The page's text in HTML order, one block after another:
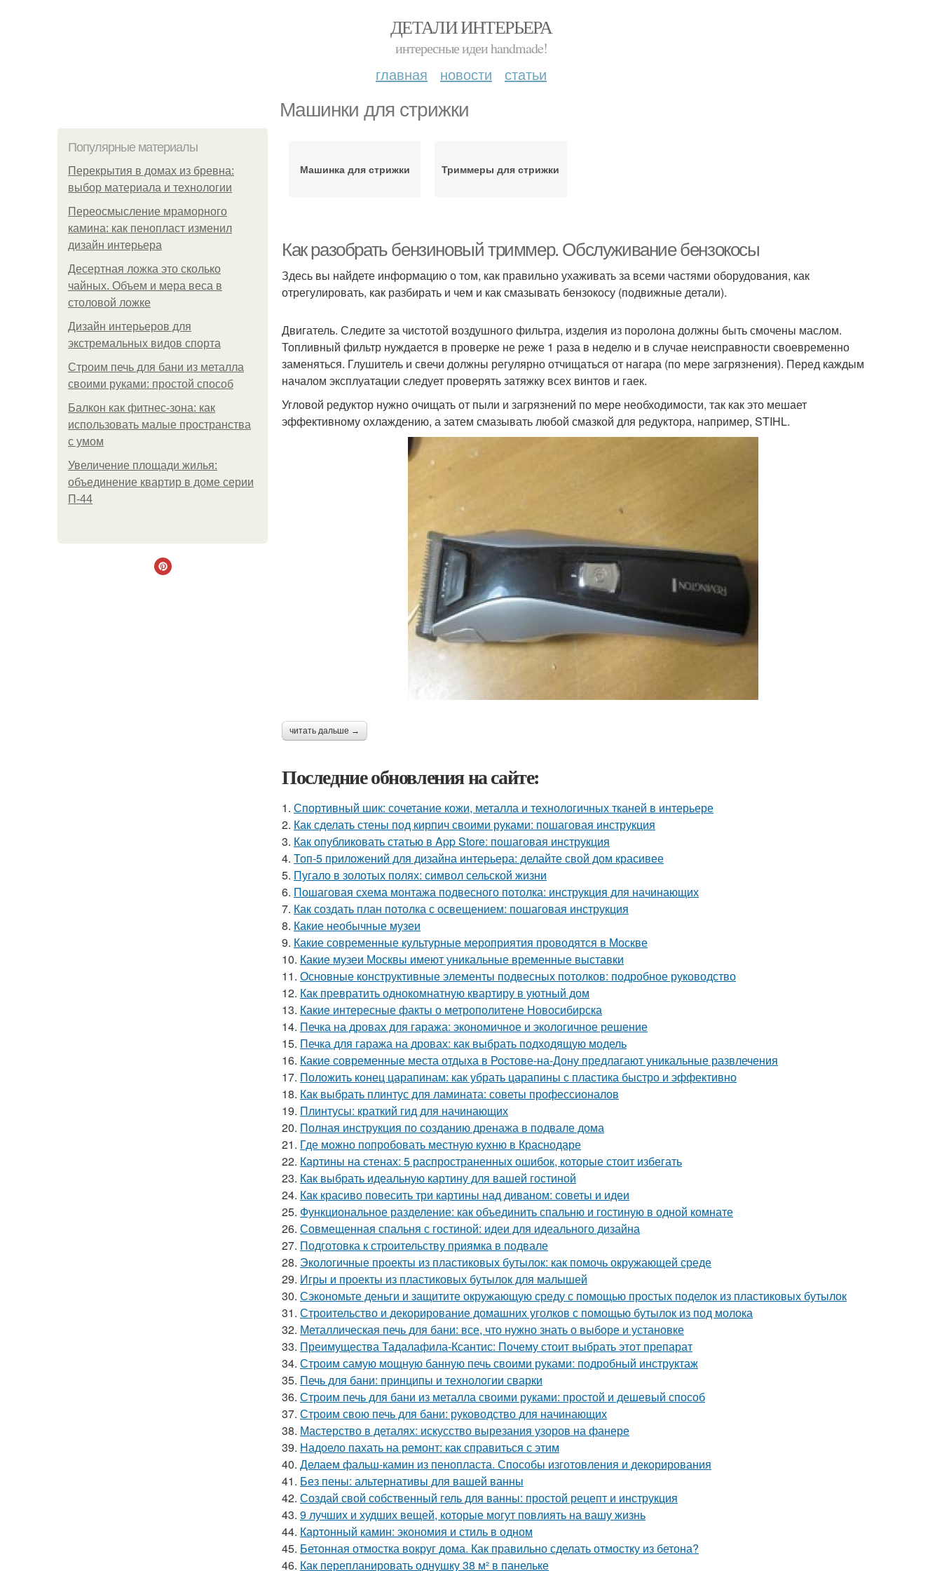
ДЕТАЛИ ИНТЕРЬЕРА
интересные идеи handmade!
главная новости статьи
Машинки для стрижки
Популярные материалы
Перекрытия в домах из бревна:
выбор материала и технологии
Переосмысление мраморного
камина: как пенопласт изменил
дизайн интерьера
Десертная ложка это сколько
чайных. Объем и мера веса в
столовой ложке
Дизайн интерьеров для
экстремальных видов спорта
Строим печь для бани из металла
своими руками: простой способ
Балкон как фитнес-зона: как
использовать малые пространства
с умом
Увеличение площади жилья:
объединение квартир в доме серии
П-44
Машинка для стрижки Триммеры для стрижки
Как разобрать бензиновый триммер. Обслуживание бензокосы
Здесь вы найдете информацию о том, как правильно ухаживать за всеми частями оборудования, как
отрегулировать, как разбирать и чем и как смазывать бензокосу (подвижные детали).
Двигатель. Следите за чистотой воздушного фильтра, изделия из поролона должны быть смочены маслом.
Топливный фильтр нуждается в проверке не реже 1 раза в неделю и в случае неисправности своевременно
заменяться. Глушитель и свечи должны регулярно отчищаться от нагара (по мере загрязнения). Перед каждым
началом эксплуатации следует проверять затяжку всех винтов и гаек.
Угловой редуктор нужно очищать от пыли и загрязнений по мере необходимости, так как это мешает
эффективному охлаждению, а затем смазывать любой смазкой для редуктора, например, STIHL.
читать дальше →
Последние обновления на сайте:
1. Спортивный шик: сочетание кожи, металла и технологичных тканей в интерьере
2. Как сделать стены под кирпич своими руками: пошаговая инструкция
3. Как опубликовать статью в App Store: пошаговая инструкция
4. Топ-5 приложений для дизайна интерьера: делайте свой дом красивее
5. Пугало в золотых полях: символ сельской жизни
6. Пошаговая схема монтажа подвесного потолка: инструкция для начинающих
7. Как создать план потолка с освещением: пошаговая инструкция
8. Какие необычные музеи
9. Какие современные культурные мероприятия проводятся в Москве
10. Какие музеи Москвы имеют уникальные временные выставки
11. Основные конструктивные элементы подвесных потолков: подробное руководство
12. Как превратить однокомнатную квартиру в уютный дом
13. Какие интересные факты о метрополитене Новосибирска
14. Печка на дровах для гаража: экономичное и экологичное решение
15. Печка для гаража на дровах: как выбрать подходящую модель
16. Какие современные места отдыха в Ростове-на-Дону предлагают уникальные развлечения
17. Положить конец царапинам: как убрать царапины с пластика быстро и эффективно
18. Как выбрать плинтус для ламината: советы профессионалов
19. Плинтусы: краткий гид для начинающих
20. Полная инструкция по созданию дренажа в подвале дома
21. Где можно попробовать местную кухню в Краснодаре
22. Картины на стенах: 5 распространенных ошибок, которые стоит избегать
23. Как выбрать идеальную картину для вашей гостиной
24. Как красиво повесить три картины над диваном: советы и идеи
25. Функциональное разделение: как объединить спальню и гостиную в одной комнате
26. Совмещенная спальня с гостиной: идеи для идеального дизайна
27. Подготовка к строительству приямка в подвале
28. Экологичные проекты из пластиковых бутылок: как помочь окружающей среде
29. Игры и проекты из пластиковых бутылок для малышей
30. Сэкономьте деньги и защитите окружающую среду с помощью простых поделок из пластиковых бутылок
31. Строительство и декорирование домашних уголков с помощью бутылок из под молока
32. Металлическая печь для бани: все, что нужно знать о выборе и установке
33. Преимущества Тадалафила-Ксантис: Почему стоит выбрать этот препарат
34. Строим самую мощную банную печь своими руками: подробный инструктаж
35. Печь для бани: принципы и технологии сварки
36. Строим печь для бани из металла своими руками: простой и дешевый способ
37. Строим свою печь для бани: руководство для начинающих
38. Мастерство в деталях: искусство вырезания узоров на фанере
39. Надоело пахать на ремонт: как справиться с этим
40. Делаем фальш-камин из пенопласта. Способы изготовления и декорирования
41. Без пены: альтернативы для вашей ванны
42. Создай свой собственный гель для ванны: простой рецепт и инструкция
43. 9 лучших и худших вещей, которые могут повлиять на вашу жизнь
44. Картонный камин: экономия и стиль в одном
45. Бетонная отмостка вокруг дома. Как правильно сделать отмостку из бетона?
46. Как перепланировать однушку 38 м² в панельке